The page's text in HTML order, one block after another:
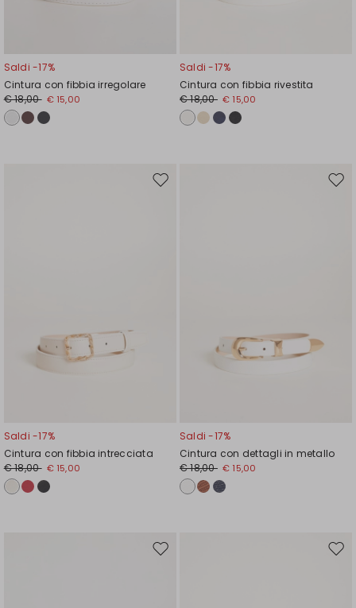
Saldi -17%
Cintura con fibbia irregolare
€ 18,00 € 15,00
Saldi -17%
Cintura con fibbia rivestita
€ 18,00 € 15,00
Sposta
Saldi -17%
Cintura con fibbia intrecciata
€ 18,00 € 15,00
Saldi -17%
Cintura con dettagli in metallo
€ 18,00 € 15,00
Sposta